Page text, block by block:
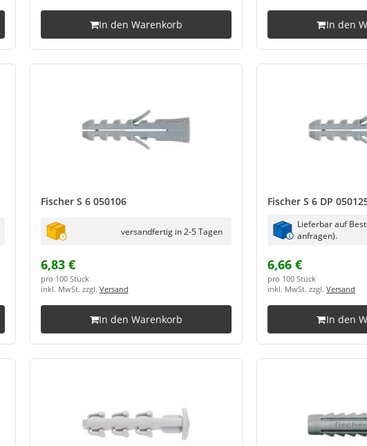
In den Warenkorb In den
Fischer S 6 050106
versandfertig in 2-5 Tagen
6,83 €
pro 100 Stück
inkl. MwSt. zzgl. Versand
In den Warenkorb
Fischer S 6 DP
Lieferbar auf
anfragen).
6,66 €
pro 100 Stück
inkl. MwSt. zzgl. Versand
In den